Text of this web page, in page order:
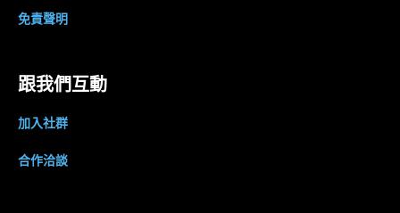
免責聲明
跟我們互動
加入社群
合作洽談